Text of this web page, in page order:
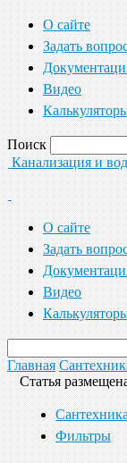
О сайте
Задать
Видео
Поиск
Канализация и
О сайте
Задать
Видео
Главная
Статья
Фильтры